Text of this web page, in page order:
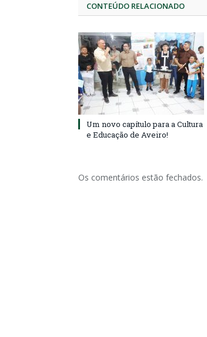
CONTEÚDO RELACIONADO
Um novo capítulo para a Cultura
e Educação de Aveiro!
Os comentários estão fechados.